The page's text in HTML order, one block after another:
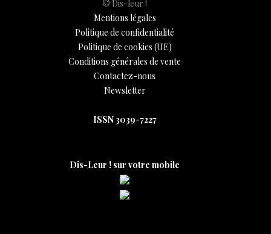
© Dis-leur !
Mentions légales
Politique de confidentialité
Politique de cookies (UE)
Conditions générales de vente
Contactez-nous
Newsletter
ISSN 3039-7227
Dis-Leur ! sur votre mobile